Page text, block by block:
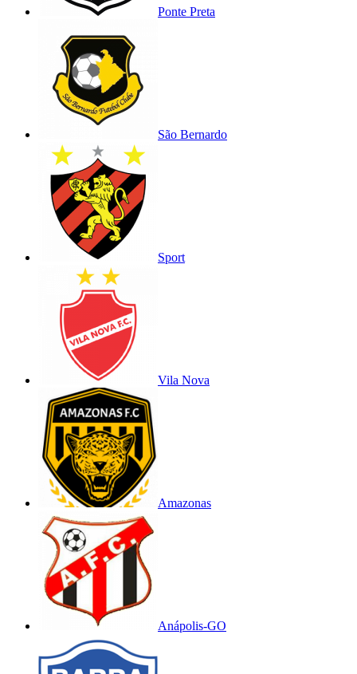
Ponte Preta
São Bernardo
Sport
Vila Nova
Amazonas
Anápolis-GO